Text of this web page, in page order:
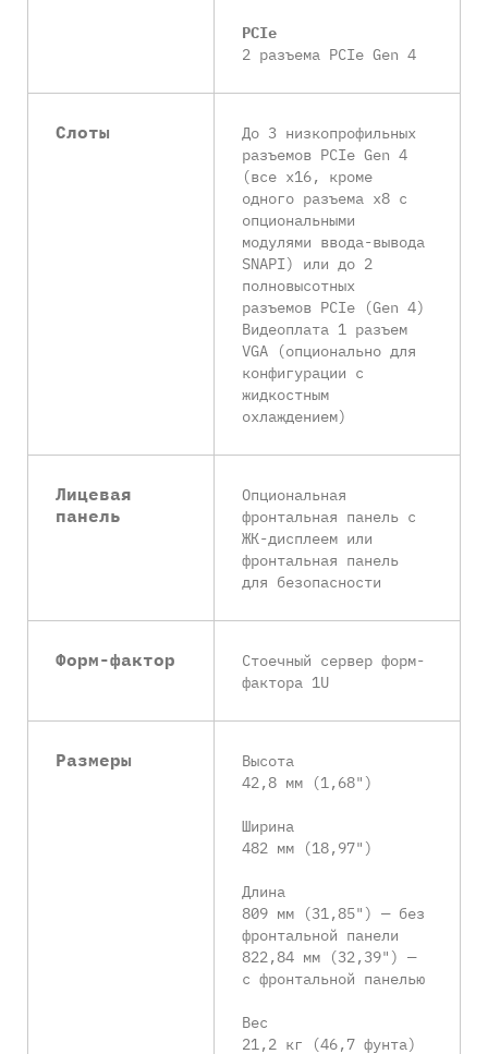
PCIe
2 разъема PCIe Gen 4
Слоты
До 3 низкопрофильных
разъемов PCIe Gen 4
(все x16, кроме
одного разъема x8 с
опциональными
модулями ввода-вывода
SNAPI) или до 2
полновысотных
разъемов PCIe (Gen 4)
Видеоплата 1 разъем
VGA (опционально для
конфигурации с
жидкостным
охлаждением)
Лицевая
панель
Опциональная
фронтальная панель с
ЖК-дисплеем или
фронтальная панель
для безопасности
Форм-фактор
Стоечный сервер форм-
фактора 1U
Размеры
Высота
42,8 мм (1,68")
Ширина
482 мм (18,97")
Длина
809 мм (31,85") — без
фронтальной панели
822,84 мм (32,39") —
с фронтальной панелью
Вес
21,2 кг (46,7 фунта)